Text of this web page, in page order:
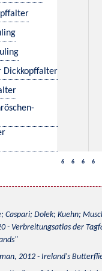
Dickkopffalter
6 6 6 6
Caspari; Dolek; Kuehn;
- Verbreitungsatlas der
2012 - Ireland's